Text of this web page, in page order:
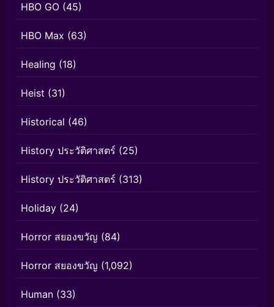
HBO GO (45)
HBO Max (63)
Healing (18)
Heist (31)
Historical (46)
History ประวัติศาสตร์ (25)
History ประวัติศาสตร์ (313)
Holiday (24)
Horror สยองขวัญ (84)
Horror สยองขวัญ (1,092)
Human (33)